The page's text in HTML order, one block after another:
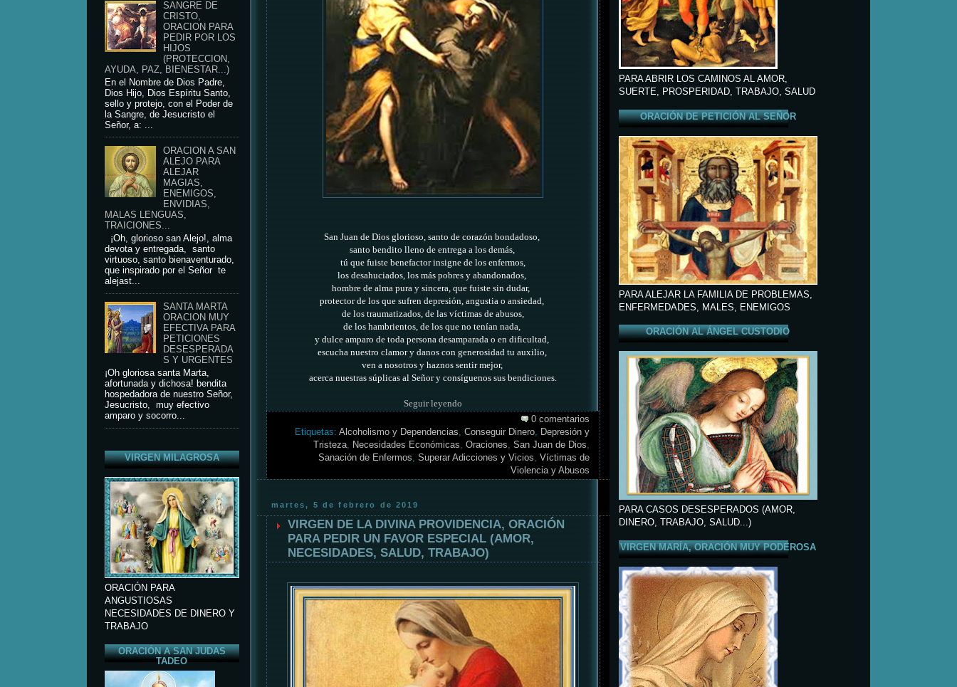
SANGRE DE
CRISTO,
ORACION PARA
PEDIR POR LOS
HIJOS
(PROTECCION,
AYUDA, PAZ, BIENESTAR...)
En el Nombre de Dios Padre,
Dios Hijo, Dios Espíritu Santo,
sello y protejo, con el Poder de
la Sangre, de Jesucristo el
Señor, a: ...
ORACION A SAN
ALEJO PARA
ALEJAR
MAGIAS,
ENEMIGOS,
ENVIDIAS,
MALAS LENGUAS,
TRAICIONES...
¡Oh, glorioso san Alejo!, alma
devota y entregada, santo
virtuoso, santo bienaventurado,
que inspirado por el Señor te
alejast...
SANTA MARTA
ORACION MUY
EFECTIVA PARA
PETICIONES
DESESPERADA
S Y URGENTES
¡Oh gloriosa santa Marta,
afortunada y dichosa! bendita
hospedadora de nuestro Señor,
Jesucristo, muy efectivo
amparo y socorro...
VIRGEN MILAGROSA
ORACIÓN PARA
ANGUSTIOSAS
NECESIDADES DE DINERO Y
TRABAJO
ORACIÓN A SAN JUDAS
TADEO
San Juan de Dios glorioso, santo de corazón bondadoso,
santo bendito lleno de entrega a los demás,
tú que fuiste benefactor insigne de los enfermos,
los desahuciados, los más pobres y abandonados,
hombre de alma pura y sincera, que fuiste sin dudar,
protector de los que sufren depresión, angustia o ansiedad,
de los traumatizados, de las víctimas de abusos,
de los hambrientos, de los que no tenían nada,
y dulce amparo de toda persona desamparada o en dificultad,
escucha nuestro clamor y danos con generosidad tu auxilio,
ven a nosotros y haznos sentir mejor,
acerca nuestras súplicas al Señor y consíguenos sus bendiciones.
Seguir leyendo
0 comentarios
Etiquetas: Alcoholismo y Dependencias, Conseguir Dinero, Depresión y
Tristeza, Necesidades Económicas, Oraciones, San Juan de Dios,
Sanación de Enfermos, Superar Adicciones y Vicios, Víctimas de
Violencia y Abusos
martes, 5 de febrero de 2019
VIRGEN DE LA DIVINA PROVIDENCIA, ORACIÓN
PARA PEDIR UN FAVOR ESPECIAL (AMOR,
NECESIDADES, SALUD, TRABAJO)
PARA ABRIR LOS CAMINOS AL AMOR,
SUERTE, PROSPERIDAD, TRABAJO, SALUD
ORACIÓN DE PETICIÓN AL SEÑOR
PARA ALEJAR LA FAMILIA DE PROBLEMAS,
ENFERMEDADES, MALES, ENEMIGOS
ORACIÓN AL ÁNGEL CUSTODIO
PARA CASOS DESESPERADOS (AMOR,
DINERO, TRABAJO, SALUD...)
VIRGEN MARÍA, ORACIÓN MUY PODEROSA